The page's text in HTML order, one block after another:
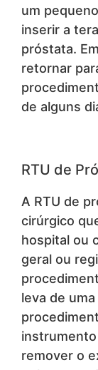
um
inserir a
próstata.
retornar
de alguns
RTU de
A RTU de
cirúrgico
hospital ou
geral ou
leva de
remover o